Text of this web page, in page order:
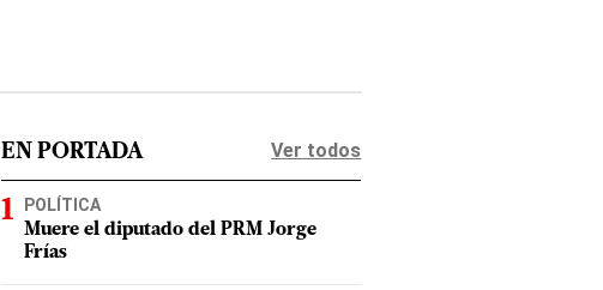
EN PORTADA Ver todos
POLÍTICA
Muere el diputado del PRM Jorge
Frías